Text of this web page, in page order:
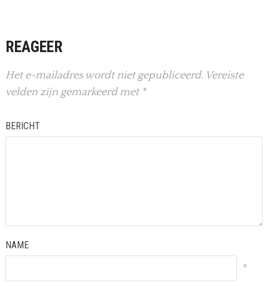
REAGEER
Het e-mailadres wordt niet gepubliceerd. Vereiste
velden zijn gemarkeerd met *
BERICHT
NAME
*